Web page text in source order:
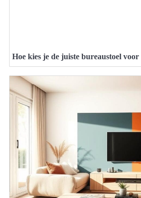
Hoe kies je de juiste bureaustoel voor